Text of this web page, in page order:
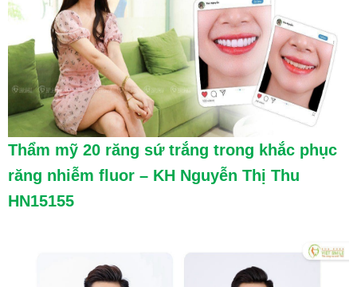
Thẩm mỹ 20 răng sứ trắng trong khắc phục
răng nhiễm fluor – KH Nguyễn Thị Thu
HN15155